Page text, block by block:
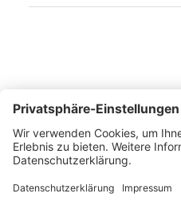
Montags bis Freitags von 08:30 - 17:00
+41 44 240 / 11 55
+41 44 240 / 11 57
info@office-trade.ch